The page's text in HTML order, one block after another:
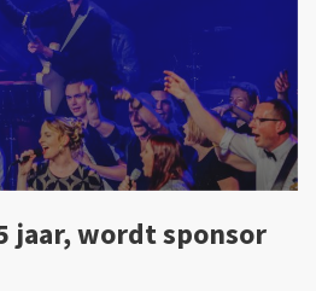
jaar, wordt sponsor